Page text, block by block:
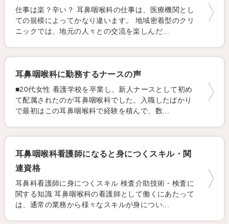
仕事は楽？辛い？ 耳鼻咽喉科の仕事は、医療機関とし
ての規模によってかなり違います。 地域密着型のクリ
ニックでは、地元の人々との交流を楽しんだ...
耳鼻咽喉科に勤務するナースの声
■20代女性 看護学校を卒業し、新人ナースとして初め
て配属されたのが耳鼻咽喉科でした。入職したばかり
で最初はこの耳鼻咽喉科で経験を積んで、数...
耳鼻咽喉科看護師になると身につくスキル・関
連資格
耳鼻科看護師に身につくスキル 検査介助技術・検査に
関する知識 耳鼻咽喉科の看護師として働くにあたって
は、通常の業務から様々なスキルが身につい...